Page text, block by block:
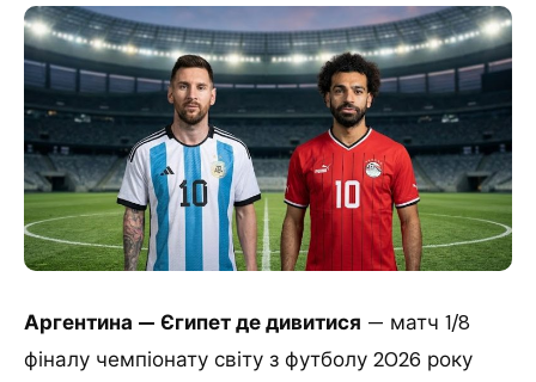
Аргентина — Єгипет де дивитися — матч 1/8
фіналу чемпіонату світу з футболу 2026 року